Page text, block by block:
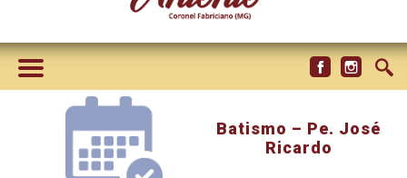
Batismo – Pe. José
Ricardo